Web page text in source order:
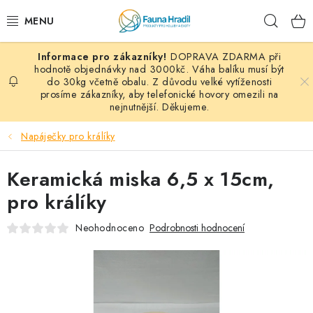
na
PAPOUŠCI A EXOTI
ZRNINY A OBILOVINY
MDM KRMIVA
KONTAKT
DOPRAVA ZDARMA při
hodnotě objednávky nad 3000kč. Váha balíku musí být
do 30kg včetně obalu. Z důvodu velké vytíženosti
prosíme zákazníky, aby telefonické hovory omezili na
nejnutnější. Děkujeme.
Napáječky pro králíky
Keramická miska 6,5 x 15cm,
pro králíky
Neohodnoceno Podrobnosti hodnocení